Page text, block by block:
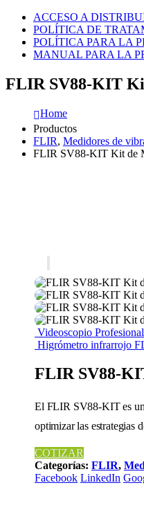
ACCESO A
POLÍTICA DE
POLÍTICA PARA LA
MANUAL PARA LA
FLIR SV88-KIT
Home
Productos
FLIR, Medidores de
FLIR SV88-KIT Kit de
Videoscopio
Higrómetro infrarrojo
FLIR SV88-
El FLIR SV88-KIT es
optimizar las estrategias
COTIZAR
Categorías: FLIR,
Facebook LinkedIn